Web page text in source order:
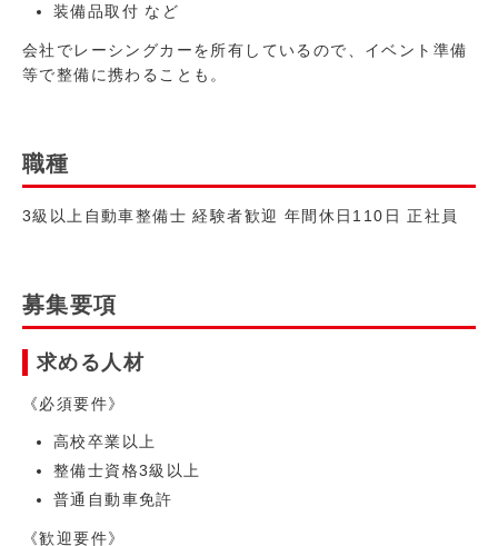
装備品取付 など
会社でレーシングカーを所有しているので、イベント準備
等で整備に携わることも。
職種
3級以上自動車整備士 経験者歓迎 年間休日110日 正社員
募集要項
求める人材
《必須要件》
高校卒業以上
整備士資格3級以上
普通自動車免許
《歓迎要件》